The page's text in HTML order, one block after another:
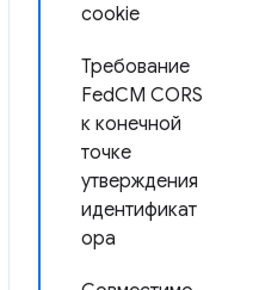
cookie
Требование
FedCM CORS
к конечной
точке
утверждения
идентификат
ора